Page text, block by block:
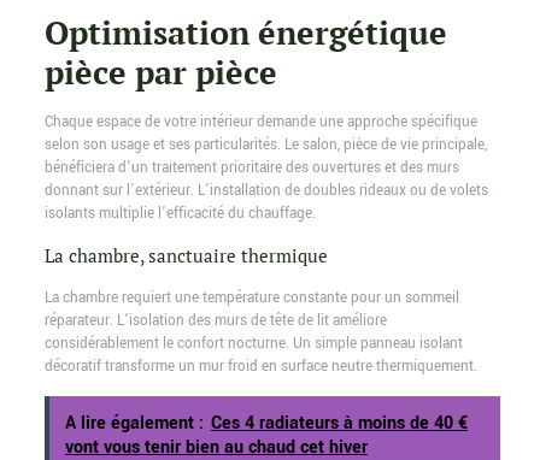
Optimisation énergétique
pièce par pièce
Chaque espace de votre intérieur demande une approche spécifique
selon son usage et ses particularités. Le salon, pièce de vie principale,
bénéficiera d’un traitement prioritaire des ouvertures et des murs
donnant sur l’extérieur. L’installation de doubles rideaux ou de volets
isolants multiplie l’efficacité du chauffage.
La chambre, sanctuaire thermique
La chambre requiert une température constante pour un sommeil
réparateur. L’isolation des murs de tête de lit améliore
considérablement le confort nocturne. Un simple panneau isolant
décoratif transforme un mur froid en surface neutre thermiquement.
A lire également : Ces 4 radiateurs à moins de 40 €
vont vous tenir bien au chaud cet hiver